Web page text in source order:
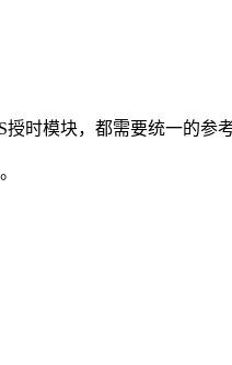
授时模块，都需要统一的参